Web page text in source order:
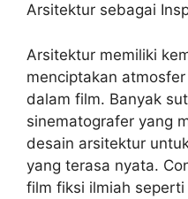
Arsitektur sebagai
Arsitektur memiliki
menciptakan
dalam film. Banyak
sinematografer yang
desain arsitektur
yang terasa nyata.
film fiksi ilmiah seperti